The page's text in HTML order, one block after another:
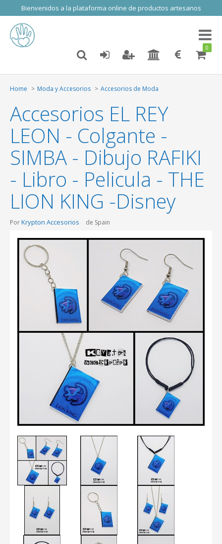
Bienvenidos a la plataforma online de productos artesanos
Toggle
0
Home Moda y Accesorios Accesorios de Moda
Accesorios EL REY
LEON - Colgante -
SIMBA - Dibujo RAFIKI
- Libro - Pelicula - THE
LION KING -Disney
PorKrypton Accesorios de Spain